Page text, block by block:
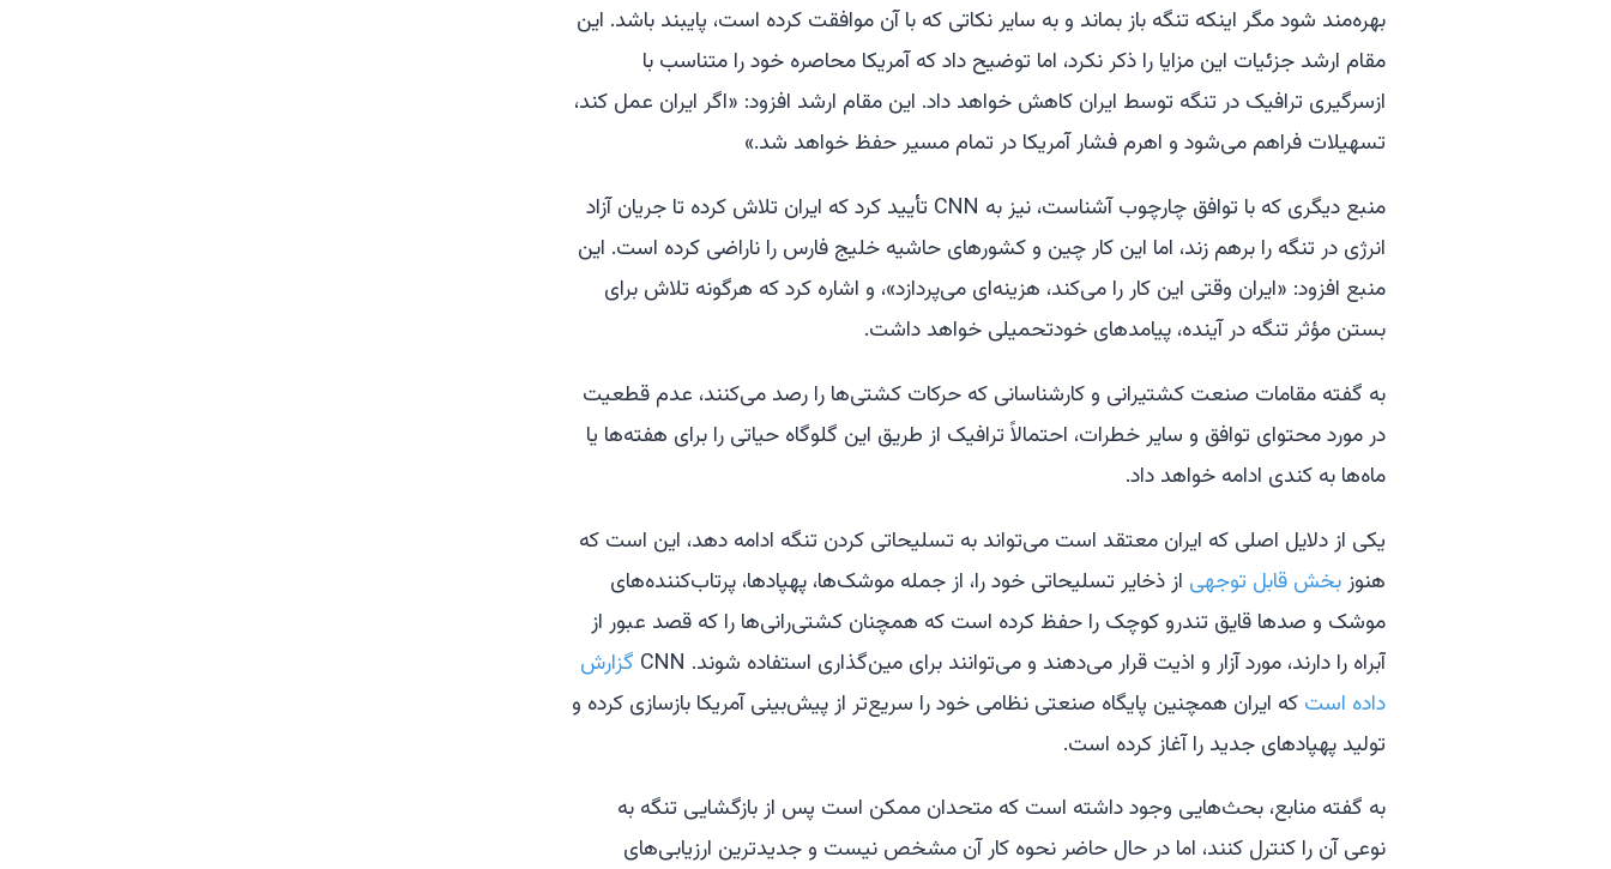
بهره‌مند شود مگر اینکه تنگه باز بماند و به سایر نکاتی که با آن موافقت کرده است، پایبند باشد. این
مقام ارشد جزئیات این مزایا را ذکر نکرد، اما توضیح داد که آمریکا محاصره خود را متناسب با
ازسرگیری ترافیک در تنگه توسط ایران کاهش خواهد داد. این مقام ارشد افزود: «اگر ایران عمل کند،
تسهیلات فراهم می‌شود و اهرم فشار آمریکا در تمام مسیر حفظ خواهد شد.»
منبع دیگری که با توافق چارچوب آشناست، نیز به CNN تأیید کرد که ایران تلاش کرده تا جریان آزاد
انرژی در تنگه را برهم زند، اما این کار چین و کشورهای حاشیه خلیج فارس را ناراضی کرده است. این
منبع افزود: «ایران وقتی این کار را می‌کند، هزینه‌ای می‌پردازد»، و اشاره کرد که هرگونه تلاش برای
بستن مؤثر تنگه در آینده، پیامدهای خودتحمیلی خواهد داشت.
به گفته مقامات صنعت کشتیرانی و کارشناسانی که حرکات کشتی‌ها را رصد می‌کنند، عدم قطعیت
در مورد محتوای توافق و سایر خطرات، احتمالاً ترافیک از طریق این گلوگاه حیاتی را برای هفته‌ها یا
ماه‌ها به کندی ادامه خواهد داد.
یکی از دلایل اصلی که ایران معتقد است می‌تواند به تسلیحاتی کردن تنگه ادامه دهد، این است که
هنوزبخش قابل توجهی از ذخایر تسلیحاتی خود را، از جمله موشک‌ها، پهپادها، پرتاب‌کننده‌های
موشک و صدها قایق تندرو کوچک را حفظ کرده است که همچنان کشتی‌رانی‌ها را که قصد عبور از
آبراه را دارند، مورد آزار و اذیت قرار می‌دهند و می‌توانند برای مین‌گذاری استفاده شوند. CNN
گزارش
داده است که ایران همچنین پایگاه صنعتی نظامی خود را سریع‌تر از پیش‌بینی آمریکا بازسازی کرده و
تولید پهپادهای جدید را آغاز کرده است.
به گفته منابع، بحث‌هایی وجود داشته است که متحدان ممکن است پس از بازگشایی تنگه به
نوعی آن را کنترل کنند، اما در حال حاضر نحوه کار آن مشخص نیست و جدیدترین ارزیابی‌های